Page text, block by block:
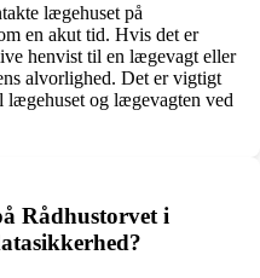
lægehuset på
en akut tid. Hvis det er
henvist til en lægevagt eller
alvorlighed. Det er vigtigt
lægehuset og lægevagten ved
Rådhustorvet i